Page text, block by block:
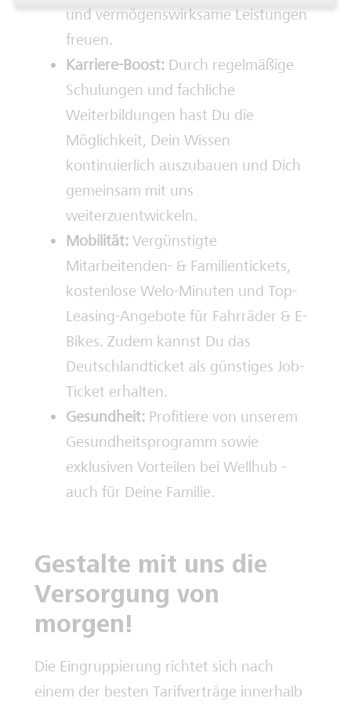
und vermögenswirksame Leistungen
freuen.
Karriere-Boost: Durch regelmäßige
Schulungen und fachliche
Weiterbildungen hast Du die
Möglichkeit, Dein Wissen
kontinuierlich auszubauen und Dich
gemeinsam mit uns
weiterzuentwickeln.
Mobilität: Vergünstigte
Mitarbeitenden- & Familientickets,
kostenlose Welo-Minuten und Top-
Leasing-Angebote für Fahrräder & E-
Bikes. Zudem kannst Du das
Deutschlandticket als günstiges Job-
Ticket erhalten.
Gesundheit: Profitiere von unserem
Gesundheitsprogramm sowie
exklusiven Vorteilen bei Wellhub -
auch für Deine Familie.
Gestalte mit uns die
Versorgung von
morgen!
Die Eingruppierung richtet sich nach
einem der besten Tarifverträge innerhalb